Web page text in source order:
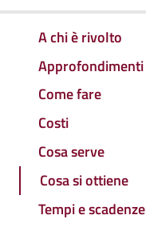
A chi è rivolto
Approfondimenti
Come fare
Costi
Cosa serve
Cosa si ottiene
Tempi e scadenze